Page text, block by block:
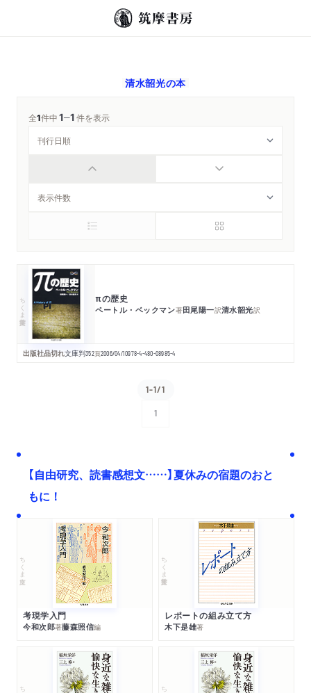
清水韶光の本
全1件中1─1件を表示
ちくま学芸文庫 πの歴史
ペートル・ベックマン著田尾陽一訳清水韶光訳
出版社品切れ文庫判352頁2006/04/10978-4-480-08985-4
1-1/1
1
【自由研究、読書感想文……】夏休みの宿題のおと
もに！
ちくま文庫
考現学入門
今和次郎著藤森照信編
ちくま学芸文庫
レポートの組み立て方
木下是雄著